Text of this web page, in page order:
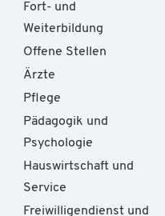
Fort- und
Weiterbildung
Offene Stellen
Ärzte
Pflege
Pädagogik und
Psychologie
Hauswirtschaft und
Service
Freiwilligendienst und